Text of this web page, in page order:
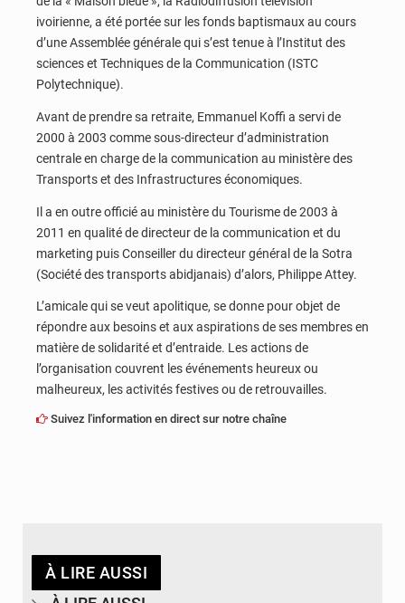
ivoirienne, a été portée sur les fonds baptismaux au cours
d’une Assemblée générale qui s’est tenue à l’Institut des
sciences et Techniques de la Communication (ISTC
Polytechnique).
Avant de prendre sa retraite, Emmanuel Koffi a servi de
2000 à 2003 comme sous-directeur d’administration
centrale en charge de la communication au ministère des
Transports et des Infrastructures économiques.
Il a en outre officié au ministère du Tourisme de 2003 à
2011 en qualité de directeur de la communication et du
marketing puis Conseiller du directeur général de la Sotra
(Société des transports abidjanais) d’alors, Philippe Attey.
L’amicale qui se veut apolitique, se donne pour objet de
répondre aux besoins et aux aspirations de ses membres en
matière de solidarité et d’entraide. Les actions de
l’organisation couvrent les événements heureux ou
malheureux, les activités festives ou de retrouvailles.
Suivez l'information en direct sur notre chaîne
À LIRE AUSSI